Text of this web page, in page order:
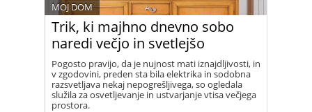
Trik, ki majhno dnevno sobo
naredi večjo in svetlejšo
MOJ DOM
Pogosto pravijo, da je nujnost mati iznajdljivosti, in
v zgodovini, preden sta bila elektrika in sodobna
razsvetljava nekaj nepogrešljivega, so ogledala
služila za osvetljevanje in ustvarjanje vtisa večjega
prostora.